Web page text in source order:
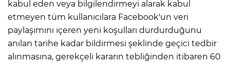
kabul eden veya bilgilendirmeyi alarak kabul
etmeyen tüm kullanıcılara Facebook'un veri
paylaşımını içeren yeni koşulları durdurduğunu
anılan tarihe kadar bildirmesi şeklinde geçici tedbir
alınmasına, gerekçeli kararın tebliğinden itibaren 60